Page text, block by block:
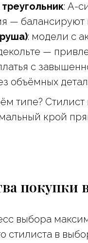
: А-
— балансируют
: модели с
—
с
объёмных
типе?
крой
покупки
выбора
стилиста в